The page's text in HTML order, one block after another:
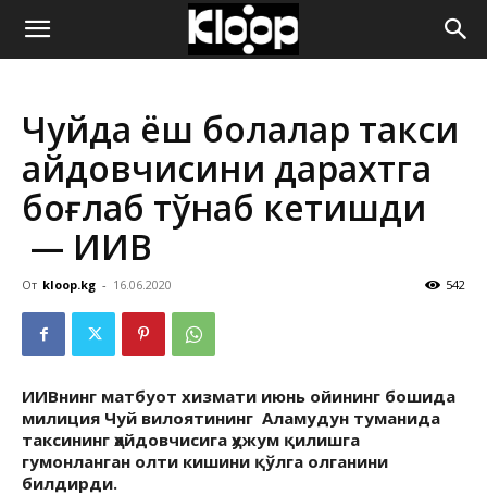
ҚИРҒИЗИСТОН
ЯНГИЛИКЛАРИ
Чуйда ёш болалар такси
ҳайдовчисини дарахтга
боғлаб тўнаб кетишди
— ИИВ
От kloop.kg - 16.06.2020 542
ИИВнинг матбуот хизмати июнь ойининг бошида
милиция Чуй вилоятининг Аламудун туманида
таксининг ҳайдовчисига ҳужум қилишга
гумонланган олти кишини қўлга олганини
билдирди.